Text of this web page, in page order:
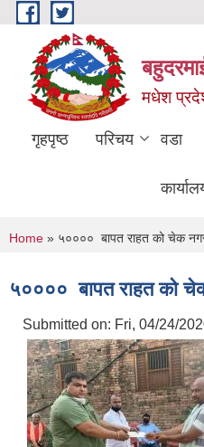
Skip to main content
मधेश
गृहपृष्ठ परिचय वडा
You are here
Home » ५०००० बापत राहत को चेक नगर
५०००० बापत राहत को
Submitted on: Fri, 04/24/